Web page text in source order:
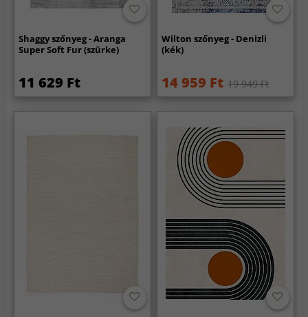
Shaggy szőnyeg - Aranga
Super Soft Fur (szürke)
11 629 Ft
Wilton szőnyeg - Denizli
(kék)
14 959 Ft 19 949 Ft